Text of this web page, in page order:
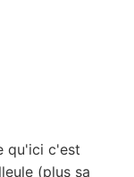
qu'ici c'est
(plus sa